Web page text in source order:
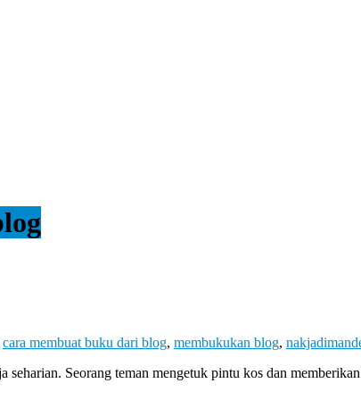
cara membuat buku dari blog, membukukan blog,
seharian. Seorang teman mengetuk pintu kos dan